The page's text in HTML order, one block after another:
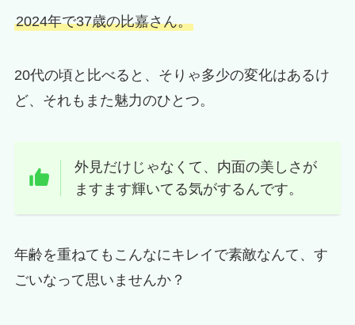
2024年で37歳の比嘉さん。
20代の頃と比べると、そりゃ多少の変化はあるけ
ど、それもまた魅力のひとつ。
外見だけじゃなくて、内面の美しさが
ますます輝いてる気がするんです。
年齢を重ねてもこんなにキレイで素敵なんて、す
ごいなって思いませんか？